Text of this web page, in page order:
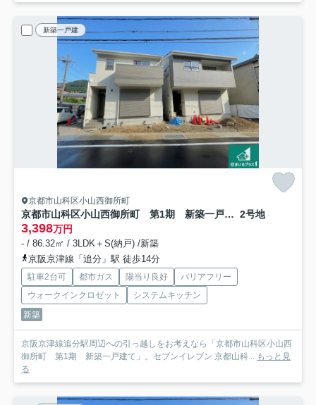
新築一戸建
京都市山科区小山西御所町
京都市山科区小山西御所町 第1期 新築一戸建て 2号地
3,398万円
- / 86.32㎡ / 3LDK＋S(納戸) /新築
京阪京津線「追分」駅 徒歩14分
駐車2台可 都市ガス 陽当り良好
バリアフリー
ウォークインクロゼット
システムキッチン
新築
京阪京津線追分駅周辺への引っ越しをお考えなら「京都市山科区小山西
御所町 第1期 新築一戸建て」。セブンイレブン 京都山科...
もっと見
る